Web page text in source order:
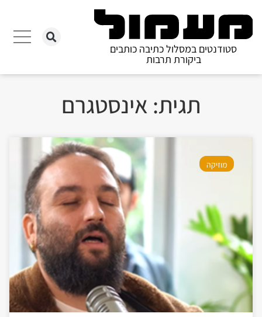
סטודנטים במסלול כתיבה כותבים
ביקורת תרבות
תגית: אינסטגרם
מוזיקה